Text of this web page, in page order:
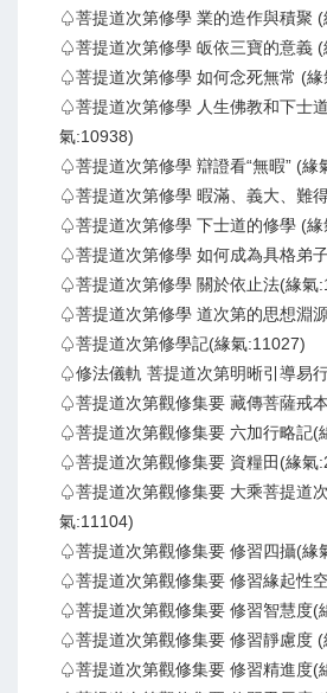
♤菩提道次第修學 業的造作與積聚
♤菩提道次第修學 皈依三寶的意義
♤菩提道次第修學 如何念死無常 (
♤菩提道次第修學 人生佛教和下士
氣:10938)
♤菩提道次第修學 辯證看“無暇” (緣
♤菩提道次第修學 暇滿、義大、難
♤菩提道次第修學 下士道的修學 (
♤菩提道次第修學 如何成為具格弟
♤菩提道次第修學 關於依止法(緣氣
♤菩提道次第修學 道次第的思想淵
♤菩提道次第修學記(緣氣:11027)
♤修法儀軌 菩提道次第明晰引導易
♤菩提道次第觀修集要 藏傳菩薩戒
♤菩提道次第觀修集要 六加行略記(
♤菩提道次第觀修集要 資糧田(緣氣
♤菩提道次第觀修集要 大乘菩提道
氣:11104)
♤菩提道次第觀修集要 修習四攝(緣
♤菩提道次第觀修集要 修習緣起性
♤菩提道次第觀修集要 修習智慧度(
♤菩提道次第觀修集要 修習靜慮度
♤菩提道次第觀修集要 修習精進度(